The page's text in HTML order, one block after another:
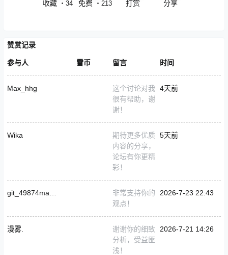
收藏 ・ 34 点赞 ・ 213 打赏 分享
赞赏记录
参与人 雪币 留言 时间
Max_hhg
这个讨论对我
很有帮助，谢
谢！
4天前
Wika
期待更多优质
内容的分享，
论坛有你更精
彩！
5天前
非常支持你的
观点！
2026-7-23 22:43
漫雾.
谢谢你的细致
分析，受益匪
浅！
2026-7-21 14:26